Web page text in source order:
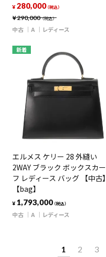
¥290,000（税込）
¥ 280,000（税込）
中古 A レディース
新着
エルメス ケリー 28 外縫い
2WAY ブラック ボックスカー
フ レディース バッグ 【中古】
【bag】
¥ 1,793,000（税込）
中古 A レディース
1 2 3